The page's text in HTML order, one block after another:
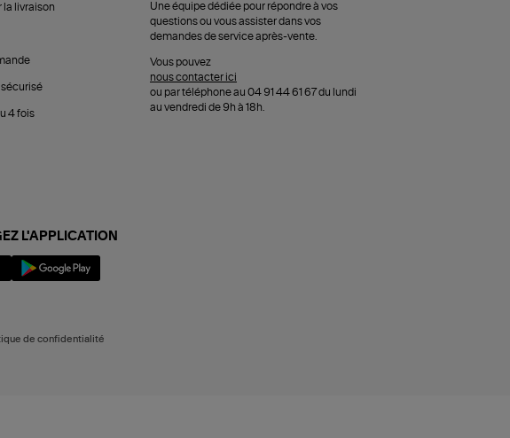
la livraison
sécurisé
4 fois
Une équipe dédiée pour répondre à vos
questions ou vous assister dans vos
demandes de service après-vente.
Vous pouvez
nous contacter ici
ou par téléphone au 04 91 44 61 67 du lundi
au vendredi de 9h à 18h.
L'APPLICATION
de confidentialité